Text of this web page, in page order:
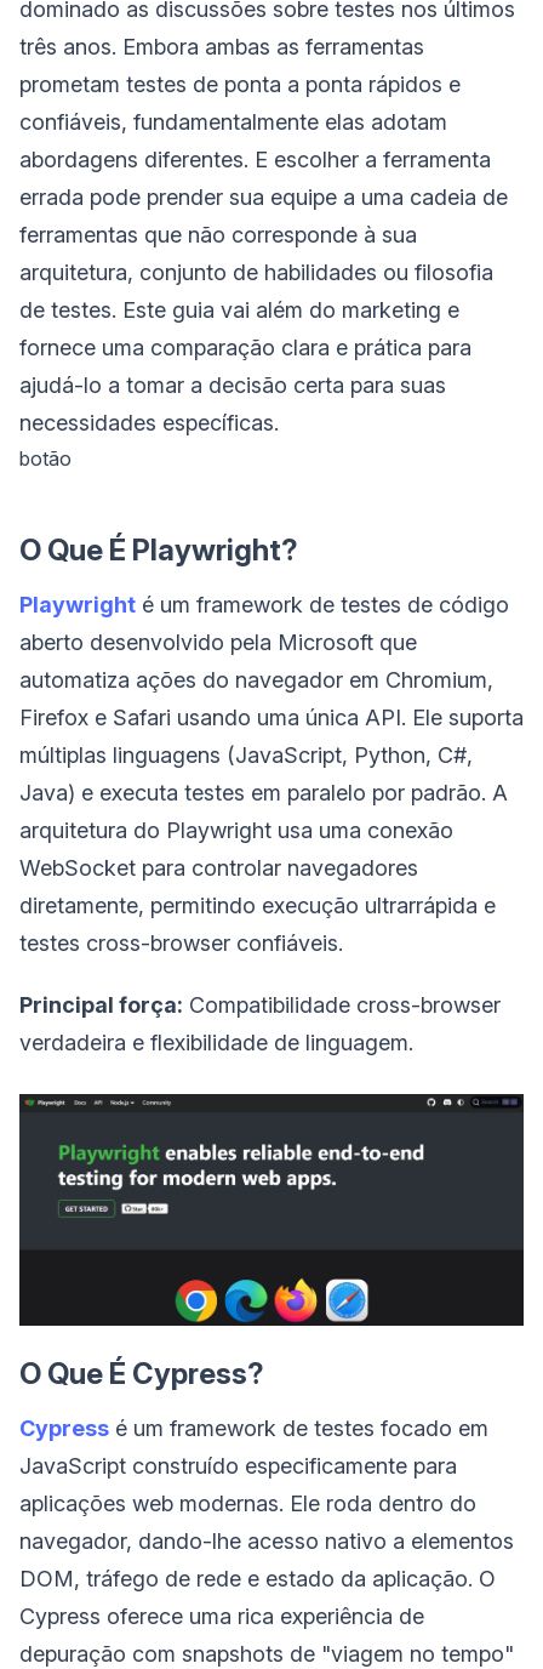
dominado as discussões sobre testes nos últimos
três anos. Embora ambas as ferramentas
prometam testes de ponta a ponta rápidos e
confiáveis, fundamentalmente elas adotam
abordagens diferentes. E escolher a ferramenta
errada pode prender sua equipe a uma cadeia de
ferramentas que não corresponde à sua
arquitetura, conjunto de habilidades ou filosofia
de testes. Este guia vai além do marketing e
fornece uma comparação clara e prática para
ajudá-lo a tomar a decisão certa para suas
necessidades específicas.
botão
O Que É Playwright?
Playwright é um framework de testes de código
aberto desenvolvido pela Microsoft que
automatiza ações do navegador em Chromium,
Firefox e Safari usando uma única API. Ele suporta
múltiplas linguagens (JavaScript, Python, C#,
Java) e executa testes em paralelo por padrão. A
arquitetura do Playwright usa uma conexão
WebSocket para controlar navegadores
diretamente, permitindo execução ultrarrápida e
testes cross-browser confiáveis.
Principal força: Compatibilidade cross-browser
verdadeira e flexibilidade de linguagem.
O Que É Cypress?
Cypress é um framework de testes focado em
JavaScript construído especificamente para
aplicações web modernas. Ele roda dentro do
navegador, dando-lhe acesso nativo a elementos
DOM, tráfego de rede e estado da aplicação. O
Cypress oferece uma rica experiência de
depuração com snapshots de "viagem no tempo"